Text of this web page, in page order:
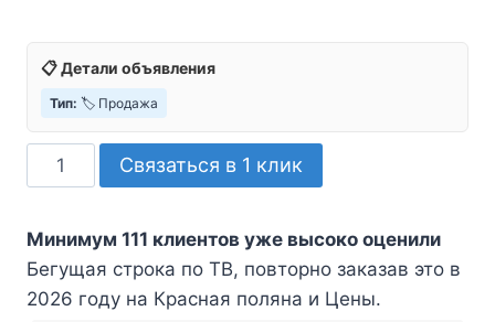
📋 Детали объявления
Тип: 🏷️ Продажа
Количество
товара
строка
по
ТВ
Связаться в 1 клик
Минимум 111 клиентов уже высоко оценили
Бегущая строка по ТВ, повторно заказав это в
2026 году на Красная поляна и Цены.